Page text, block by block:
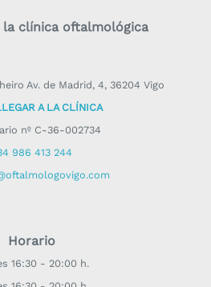
clínica oftalmológica
Av. de Madrid, 4, 36204 Vigo
A LA CLÍNICA
nº C-36-002734
986 413 244
Horario
16:30 - 20:00 h.